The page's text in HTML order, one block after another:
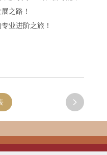
之路！
业进阶之旅！
